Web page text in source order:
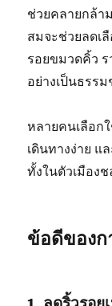
ช่วยคลายกล้า
สมจะช่วยลดเ
รอยขมวดคิ้ว ร
อย่างเป็นธรร
หลายคนเลือก
เดินทางง่าย
ทั้งในตัวเมือง
ข้อดีของ